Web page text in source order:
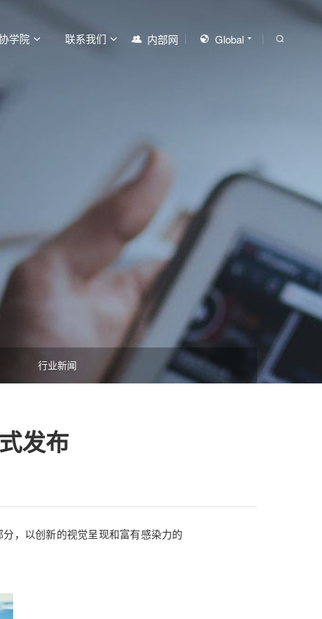
学院 联系我们 内部网 Global
行业新闻
发布
，以创新的视觉呈现和富有感染力的